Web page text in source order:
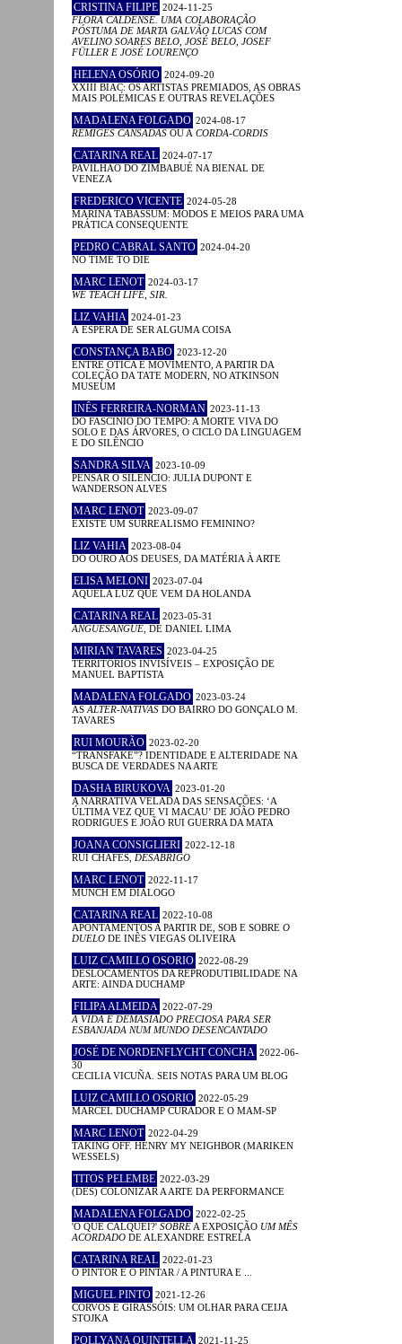
CRISTINA FILIPE 2024-11-25
FLORA CALDENSE. UMA COLABORAÇÃO
PÓSTUMA DE MARTA GALVÃO LUCAS COM
AVELINO SOARES BELO, JOSÉ BELO, JOSEF
FÜLLER E JOSÉ LOURENÇO
HELENA OSÓRIO 2024-09-20
XXIII BIAC: OS ARTISTAS PREMIADOS, AS OBRAS
MAIS POLÉMICAS E OUTRAS REVELAÇÕES
MADALENA FOLGADO 2024-08-17
RÉMIGES CANSADAS OU A CORDA-CORDIS
CATARINA REAL 2024-07-17
PAVILHÃO DO ZIMBABUÉ NA BIENAL DE
VENEZA
FREDERICO VICENTE 2024-05-28
MARINA TABASSUM: MODOS E MEIOS PARA UMA
PRÁTICA CONSEQUENTE
PEDRO CABRAL SANTO 2024-04-20
NO TIME TO DIE
MARC LENOT 2024-03-17
WE TEACH LIFE, SIR.
LIZ VAHIA 2024-01-23
À ESPERA DE SER ALGUMA COISA
CONSTANÇA BABO 2023-12-20
ENTRE ÓTICA E MOVIMENTO, A PARTIR DA
COLEÇÃO DA TATE MODERN, NO ATKINSON
MUSEUM
INÊS FERREIRA-NORMAN 2023-11-13
DO FASCÍNIO DO TEMPO: A MORTE VIVA DO
SOLO E DAS ÁRVORES, O CICLO DA LINGUAGEM
E DO SILÊNCIO
SANDRA SILVA 2023-10-09
PENSAR O SILÊNCIO: JULIA DUPONT E
WANDERSON ALVES
MARC LENOT 2023-09-07
EXISTE UM SURREALISMO FEMININO?
LIZ VAHIA 2023-08-04
DO OURO AOS DEUSES, DA MATÉRIA À ARTE
ELISA MELONI 2023-07-04
AQUELA LUZ QUE VEM DA HOLANDA
CATARINA REAL 2023-05-31
ANGUESÂNGUE , DE DANIEL LIMA
MIRIAN TAVARES 2023-04-25
TERRITÓRIOS INVISÍVEIS – EXPOSIÇÃO DE
MANUEL BAPTISTA
MADALENA FOLGADO 2023-03-24
AS ALTER-NATIVAS DO BAIRRO DO GONÇALO M.
TAVARES
RUI MOURÃO 2023-02-20
“TRANSFAKE”? IDENTIDADE E ALTERIDADE NA
BUSCA DE VERDADES NA ARTE
DASHA BIRUKOVA 2023-01-20
A NARRATIVA VELADA DAS SENSAÇÕES: ‘A
ÚLTIMA VEZ QUE VI MACAU’ DE JOÃO PEDRO
RODRIGUES E JOÃO RUI GUERRA DA MATA
JOANA CONSIGLIERI 2022-12-18
RUI CHAFES, DESABRIGO
MARC LENOT 2022-11-17
MUNCH EM DIÁLOGO
CATARINA REAL 2022-10-08
APONTAMENTOS A PARTIR DE, SOB E SOBRE O
DUELO DE INÊS VIEGAS OLIVEIRA
LUIZ CAMILLO OSORIO 2022-08-29
DESLOCAMENTOS DA REPRODUTIBILIDADE NA
ARTE: AINDA DUCHAMP
FILIPA ALMEIDA 2022-07-29
A VIDA É DEMASIADO PRECIOSA PARA SER
ESBANJADA NUM MUNDO DESENCANTADO
JOSÉ DE NORDENFLYCHT CONCHA 2022-06-
30
CECILIA VICUÑA. SEIS NOTAS PARA UM BLOG
LUIZ CAMILLO OSORIO 2022-05-29
MARCEL DUCHAMP CURADOR E O MAM-SP
MARC LENOT 2022-04-29
TAKING OFF. HENRY MY NEIGHBOR (MARIKEN
WESSELS)
TITOS PELEMBE 2022-03-29
(DES) COLONIZAR A ARTE DA PERFORMANCE
MADALENA FOLGADO 2022-02-25
'O QUE CALQUEI?' SOBRE A EXPOSIÇÃO UM MÊS
ACORDADO DE ALEXANDRE ESTRELA
CATARINA REAL 2022-01-23
O PINTOR E O PINTAR / A PINTURA E ...
MIGUEL PINTO 2021-12-26
CORVOS E GIRASSÓIS: UM OLHAR PARA CEIJA
STOJKA
POLLYANA QUINTELLA 2021-11-25